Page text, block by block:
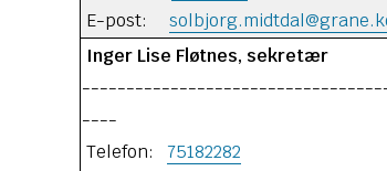
E-post:
Inger Lise Fløtnes, sekretær
----
Telefon: 75182282